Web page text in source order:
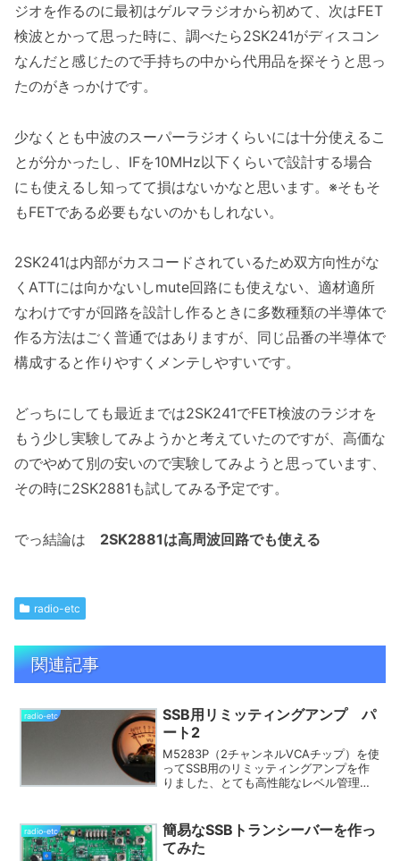
ジオを作るのに最初はゲルマラジオから初めて、次はFET
検波とかって思った時に、調べたら2SK241がディスコン
なんだと感じたので手持ちの中から代用品を探そうと思っ
たのがきっかけです。
少なくとも中波のスーパーラジオくらいには十分使えるこ
とが分かったし、IFを10MHz以下くらいで設計する場合
にも使えるし知ってて損はないかなと思います。※そもそ
もFETである必要もないのかもしれない。
2SK241は内部がカスコードされているため双方向性がな
くATTには向かないしmute回路にも使えない、適材適所
なわけですが回路を設計し作るときに多数種類の半導体で
作る方法はごく普通ではありますが、同じ品番の半導体で
構成すると作りやすくメンテしやすいです。
どっちにしても最近までは2SK241でFET検波のラジオを
もう少し実験してみようかと考えていたのですが、高価な
のでやめて別の安いので実験してみようと思っています、
その時に2SK2881も試してみる予定です。
でっ結論は 2SK2881は高周波回路でも使える
radio-etc
関連記事
radio-etc
SSB用リミッティングアンプ パ
ート2
M5283P（2チャンネルVCAチップ）を使
ってSSB用のリミッティングアンプを作
りました、とても高性能なレベル管理が
radio-etc
簡易なSSBトランシーバーを作っ
てみた